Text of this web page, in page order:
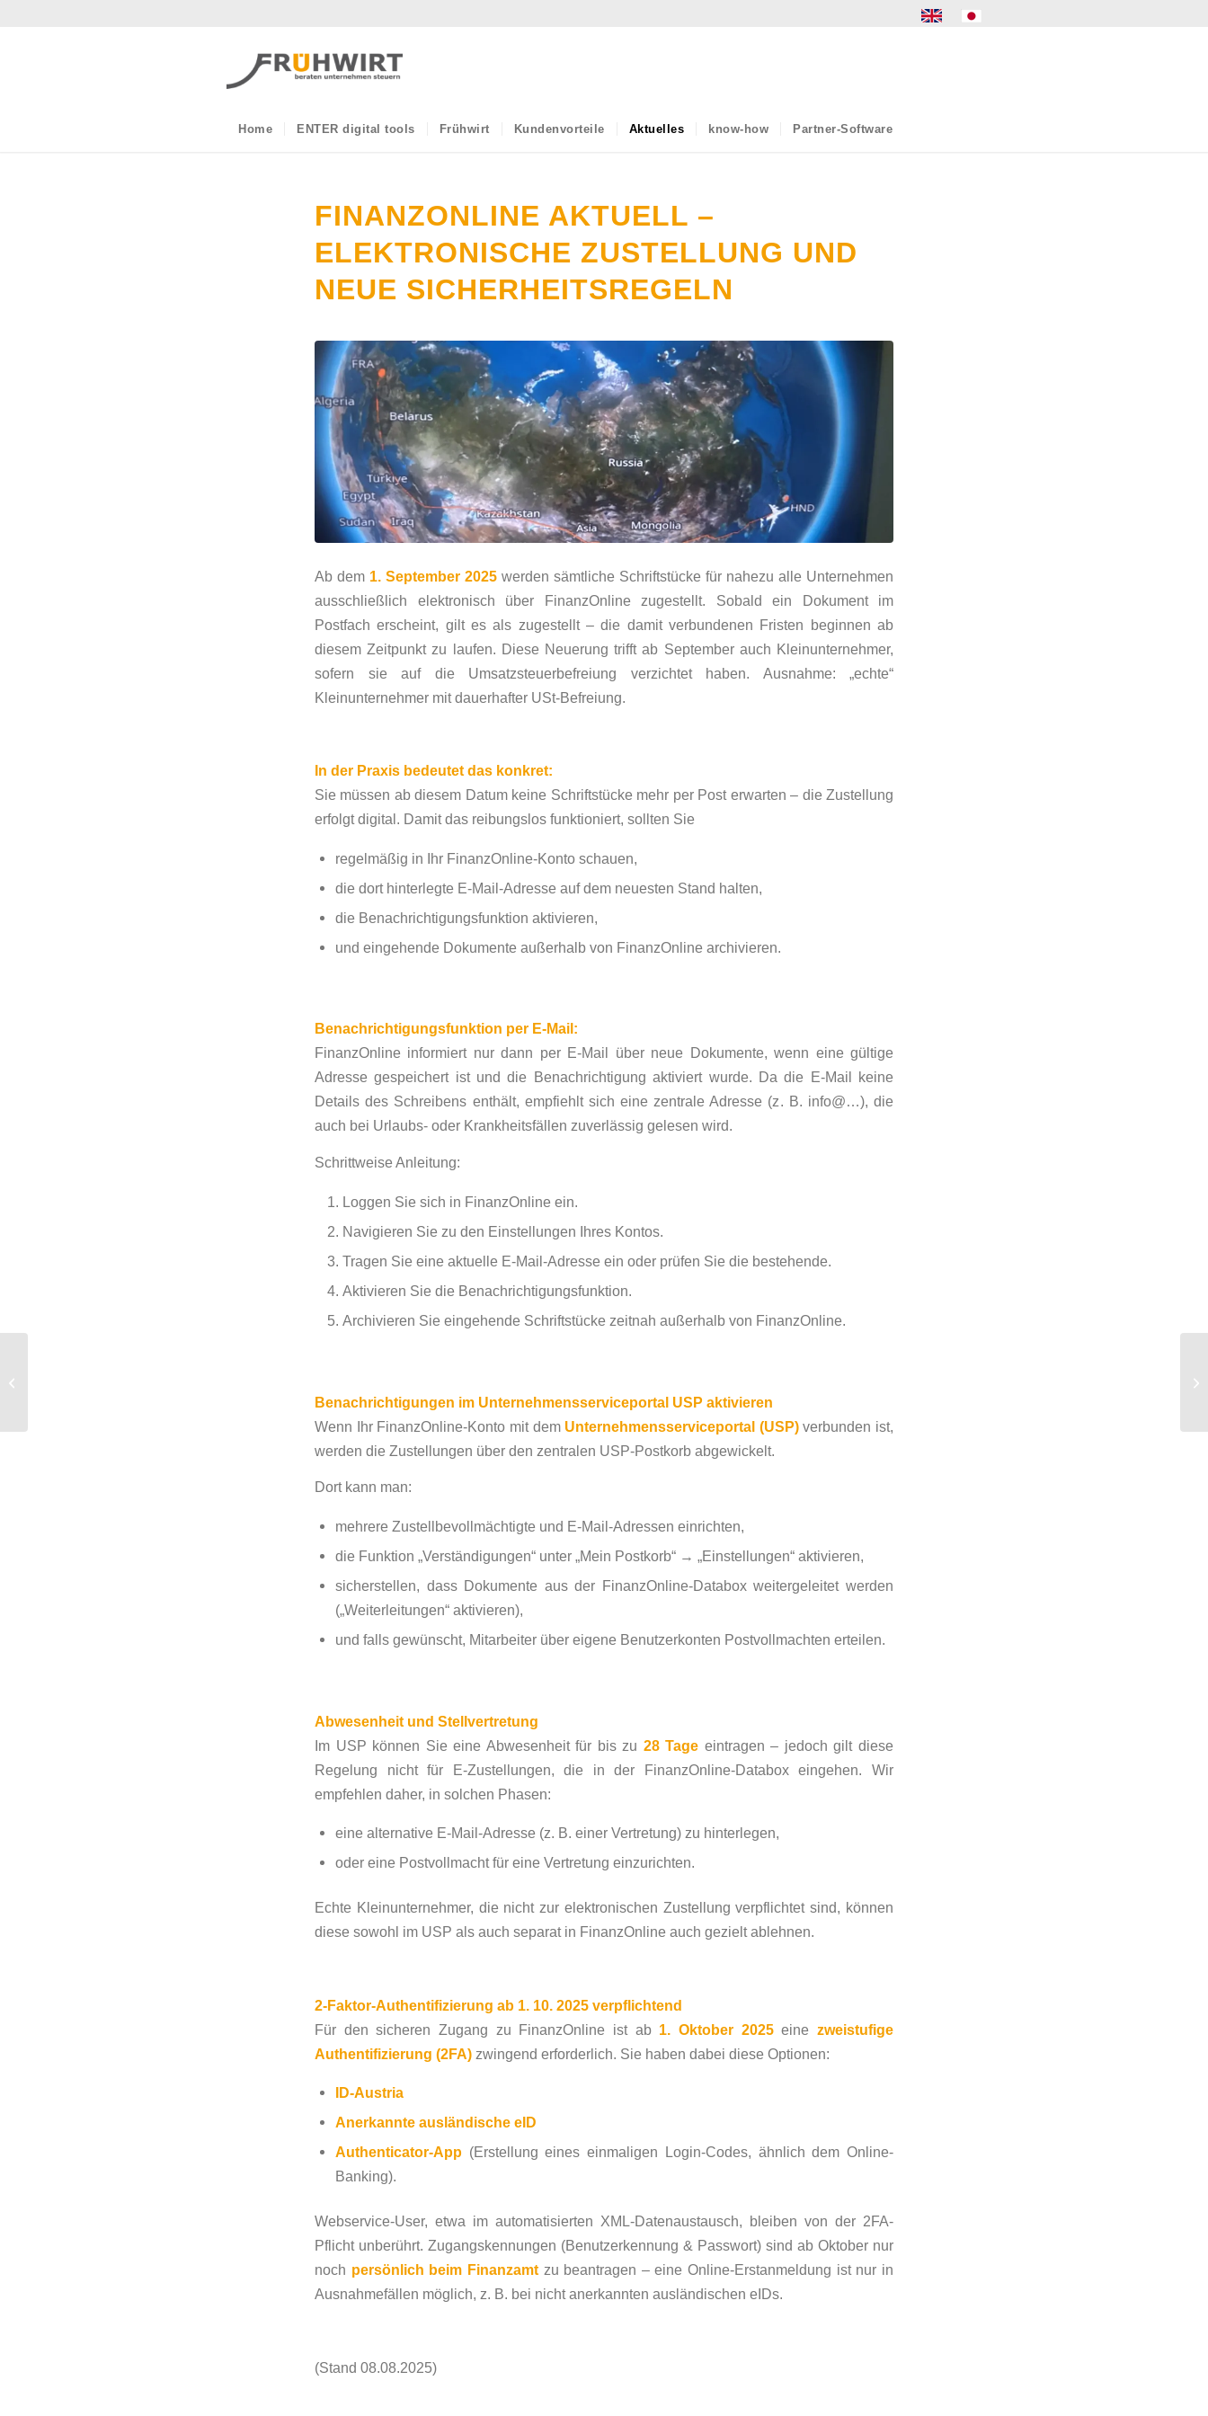
Home ENTER digital tools Frühwirt Kundenvorteile Aktuelles know-how Partner-Software
FINANZONLINE AKTUELL –
ELEKTRONISCHE ZUSTELLUNG UND
NEUE SICHERHEITSREGELN
Ab dem 1. September 2025 werden sämtliche Schriftstücke für nahezu alle Unternehmen
ausschließlich elektronisch über FinanzOnline zugestellt. Sobald ein Dokument im
Postfach erscheint, gilt es als zugestellt – die damit verbundenen Fristen beginnen ab
diesem Zeitpunkt zu laufen. Diese Neuerung trifft ab September auch Kleinunternehmer,
sofern sie auf die Umsatzsteuerbefreiung verzichtet haben. Ausnahme: „echte“
Kleinunternehmer mit dauerhafter USt-Befreiung.
In der Praxis bedeutet das konkret:
Sie müssen ab diesem Datum keine Schriftstücke mehr per Post erwarten – die Zustellung
erfolgt digital. Damit das reibungslos funktioniert, sollten Sie
regelmäßig in Ihr FinanzOnline-Konto schauen,
die dort hinterlegte E-Mail-Adresse auf dem neuesten Stand halten,
die Benachrichtigungsfunktion aktivieren,
und eingehende Dokumente außerhalb von FinanzOnline archivieren.
Benachrichtigungsfunktion per E-Mail:
FinanzOnline informiert nur dann per E-Mail über neue Dokumente, wenn eine gültige
Adresse gespeichert ist und die Benachrichtigung aktiviert wurde. Da die E-Mail keine
Details des Schreibens enthält, empfiehlt sich eine zentrale Adresse (z. B. info@…), die
auch bei Urlaubs- oder Krankheitsfällen zuverlässig gelesen wird.
Schrittweise Anleitung:
Loggen Sie sich in FinanzOnline ein.
Navigieren Sie zu den Einstellungen Ihres Kontos.
Tragen Sie eine aktuelle E-Mail-Adresse ein oder prüfen Sie die bestehende.
Aktivieren Sie die Benachrichtigungsfunktion.
Archivieren Sie eingehende Schriftstücke zeitnah außerhalb von FinanzOnline.
Benachrichtigungen im Unternehmensserviceportal USP aktivieren
Wenn Ihr FinanzOnline-Konto mit dem Unternehmensserviceportal (USP)verbunden ist,
werden die Zustellungen über den zentralen USP-Postkorb abgewickelt.
Dort kann man:
mehrere Zustellbevollmächtigte und E-Mail-Adressen einrichten,
die Funktion „Verständigungen“ unter „Mein Postkorb“ → „Einstellungen“ aktivieren,
sicherstellen, dass Dokumente aus der FinanzOnline-Databox weitergeleitet werden
(„Weiterleitungen“ aktivieren),
und falls gewünscht, Mitarbeiter über eigene Benutzerkonten Postvollmachten erteilen.
Abwesenheit und Stellvertretung
Im USP können Sie eine Abwesenheit für bis zu 28 Tage eintragen – jedoch gilt diese
Regelung nicht für E-Zustellungen, die in der FinanzOnline-Databox eingehen. Wir
empfehlen daher, in solchen Phasen:
eine alternative E-Mail-Adresse (z. B. einer Vertretung) zu hinterlegen,
oder eine Postvollmacht für eine Vertretung einzurichten.
Echte Kleinunternehmer, die nicht zur elektronischen Zustellung verpflichtet sind, können
diese sowohl im USP als auch separat in FinanzOnline auch gezielt ablehnen.
2-Faktor-Authentifizierung ab 1. 10. 2025 verpflichtend
Für den sicheren Zugang zu FinanzOnline ist ab 1. Oktober 2025eine zweistufige
Authentifizierung (2FA) zwingend erforderlich. Sie haben dabei diese Optionen:
ID-Austria
Anerkannte ausländische eID
Authenticator-App (Erstellung eines einmaligen Login-Codes, ähnlich dem Online-
Banking).
Webservice-User, etwa im automatisierten XML-Datenaustausch, bleiben von der 2FA-
Pflicht unberührt. Zugangskennungen (Benutzerkennung & Passwort) sind ab Oktober nur
noch persönlich beim Finanzamtzu beantragen – eine Online-Erstanmeldung ist nur in
Ausnahmefällen möglich, z. B. bei nicht anerkannten ausländischen eIDs.
(Stand 08.08.2025)